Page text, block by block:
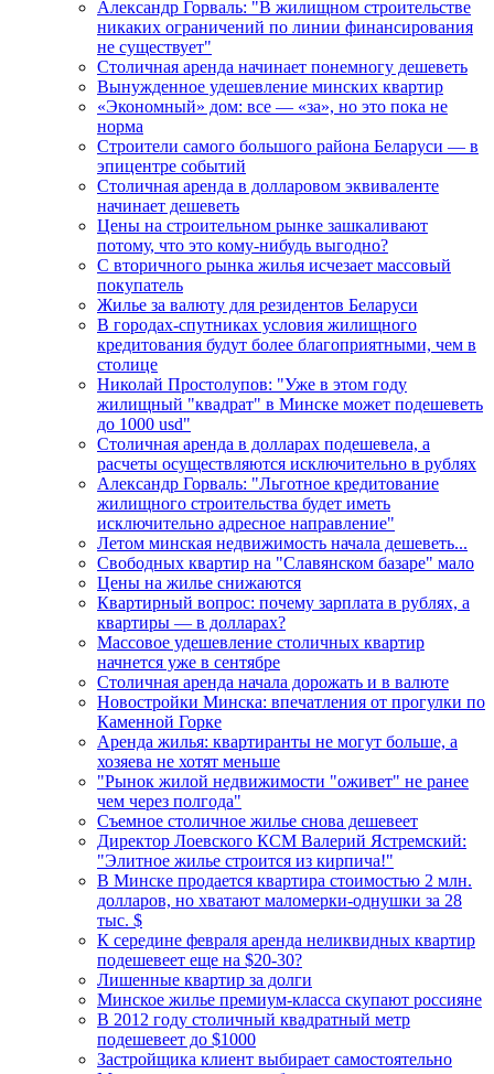
Александр Горваль: "В жилищном строительстве
никаких ограничений по линии финансирования
не существует"
Столичная аренда начинает понемногу дешеветь
Вынужденное удешевление минских квартир
«Экономный» дом: все — «за», но это пока не
норма
Строители самого большого района Беларуси — в
эпицентре событий
Столичная аренда в долларовом эквиваленте
начинает дешеветь
Цены на строительном рынке зашкаливают
потому, что это кому-нибудь выгодно?
С вторичного рынка жилья исчезает массовый
покупатель
Жилье за валюту для резидентов Беларуси
В городах-спутниках условия жилищного
кредитования будут более благоприятными, чем в
столице
Николай Простолупов: "Уже в этом году
жилищный "квадрат" в Минске может подешеветь
до 1000 usd"
Столичная аренда в долларах подешевела, а
расчеты осуществляются исключительно в рублях
Александр Горваль: "Льготное кредитование
жилищного строительства будет иметь
исключительно адресное направление"
Летом минская недвижимость начала дешеветь...
Свободных квартир на "Славянском базаре" мало
Цены на жилье снижаются
Квартирный вопрос: почему зарплата в рублях, а
квартиры — в долларах?
Массовое удешевление столичных квартир
начнется уже в сентябре
Столичная аренда начала дорожать и в валюте
Новостройки Минска: впечатления от прогулки по
Каменной Горке
Аренда жилья: квартиранты не могут больше, а
хозяева не хотят меньше
"Рынок жилой недвижимости "оживет" не ранее
чем через полгода"
Съемное столичное жилье снова дешевеет
Директор Лоевского КСМ Валерий Ястремский:
"Элитное жилье строится из кирпича!"
В Минске продается квартира стоимостью 2 млн.
долларов, но хватают маломерки-однушки за 28
тыс. $
К середине февраля аренда неликвидных квартир
подешевеет еще на $20-30?
Лишенные квартир за долги
Минское жилье премиум-класса скупают россияне
В 2012 году столичный квадратный метр
подешевеет до $1000
Застройщика клиент выбирает самостоятельно